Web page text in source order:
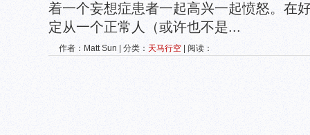
着一个妄想症患者一起高兴一起愤怒。在
定从一个正常人（或许也不是...
作者：Matt Sun | 分类： 天马行空 | 阅读：